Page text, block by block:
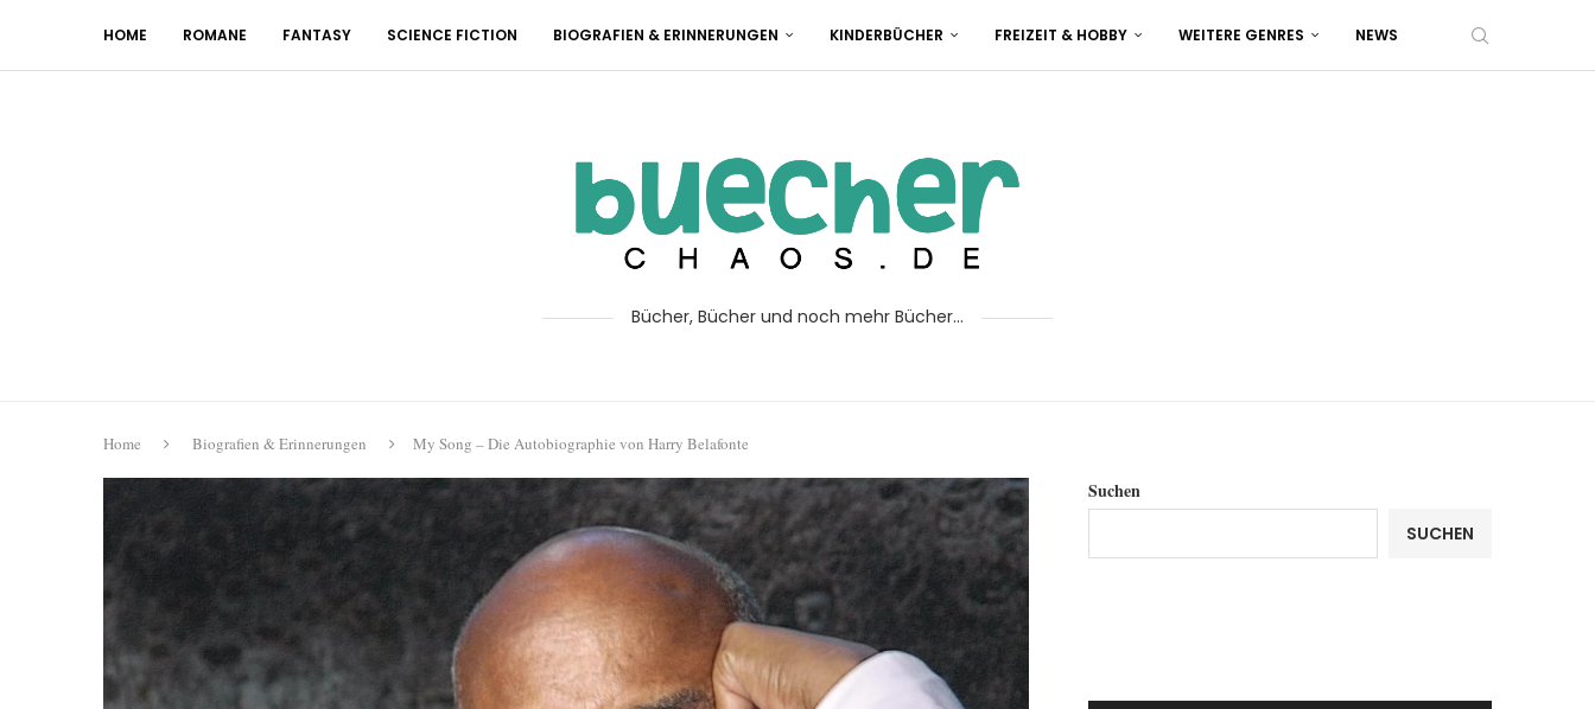
HOME ROMANE FANTASY SCIENCE FICTION BIOGRAFIEN & ERINNERUNGEN KINDERBÜCHER FREIZEIT & HOBBY WEITERE GENRES NEWS
Bücher, Bücher und noch mehr Bücher...
Home Biografien & Erinnerungen My Song – Die Autobiographie von Harry Belafonte
Suchen
SUCHEN